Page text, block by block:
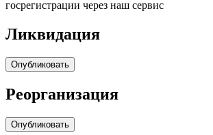
госрегистрации через наш сервис
Ликвидация
Опубликовать
Реорганизация
Опубликовать